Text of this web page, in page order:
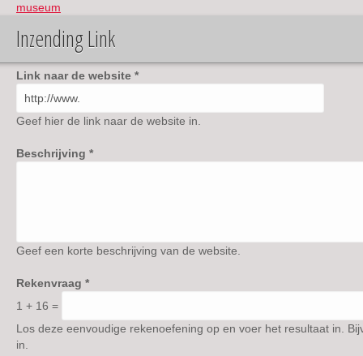
museum
Inzending Link
Link naar de website *
Geef hier de link naar de website in.
Beschrijving *
Geef een korte beschrijving van de website.
Rekenvraag *
1 + 16 =
Los deze eenvoudige rekenoefening op en voer het resultaat in.
in.